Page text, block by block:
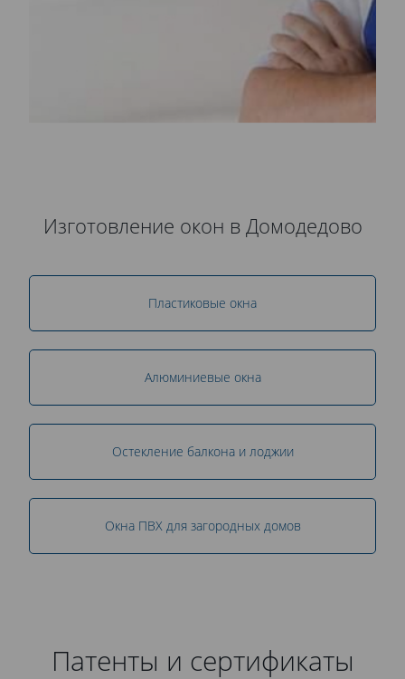
Изготовление окон в Домодедово
Пластиковые окна
Алюминиевые окна
Остекление балкона и лоджии
Окна ПВХ для загородных домов
Патенты и сертификаты